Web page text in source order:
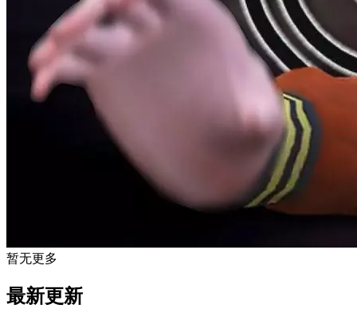
暂无更多
最新更新